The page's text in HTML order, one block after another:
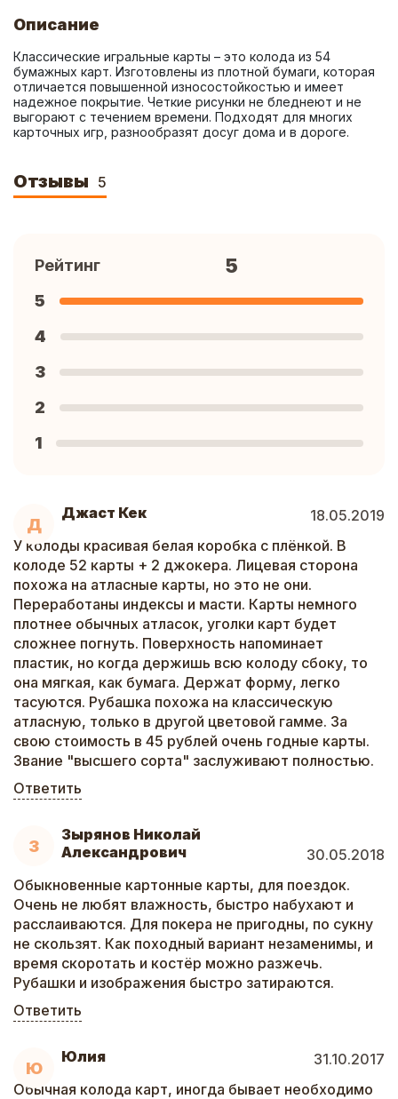
Описание
Классические игральные карты – это колода из 54
бумажных карт. Изготовлены из плотной бумаги, которая
отличается повышенной износостойкостью и имеет
надежное покрытие. Четкие рисунки не бледнеют и не
выгорают с течением времени. Подходят для многих
карточных игр, разнообразят досуг дома и в дороге.
Отзывы 5
Д
Джаст Кек
18.05.2019
У колоды красивая белая коробка с плёнкой. В
колоде 52 карты + 2 джокера. Лицевая сторона
похожа на атласные карты, но это не они.
Переработаны индексы и масти. Карты немного
плотнее обычных атласок, уголки карт будет
сложнее погнуть. Поверхность напоминает
пластик, но когда держишь всю колоду сбоку, то
она мягкая, как бумага. Держат форму, легко
тасуются. Рубашка похожа на классическую
атласную, только в другой цветовой гамме. За
свою стоимость в 45 рублей очень годные карты.
Звание "высшего сорта" заслуживают полностью.
Ответить
З
Зырянов Николай
Александрович
30.05.2018
Обыкновенные картонные карты, для поездок.
Очень не любят влажность, быстро набухают и
расслаиваются. Для покера не пригодны, по сукну
не скользят. Как походный вариант незаменимы, и
время скоротать и костёр можно разжечь.
Рубашки и изображения быстро затираются.
Ответить
Ю
Юлия
31.10.2017
Обычная колода карт, иногда бывает необходимо
Рейтинг 5
5
4
3
2
1